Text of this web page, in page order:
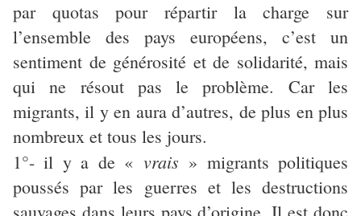
par quotas pour répartir la charge sur
l’ensemble des pays européens, c’est un
sentiment de générosité et de solidarité, mais
qui ne résout pas le problème. Car les
migrants, il y en aura d’autres, de plus en plus
nombreux et tous les jours.
1°- il y a de « vrais » migrants politiques
poussés par les guerres et les destructions